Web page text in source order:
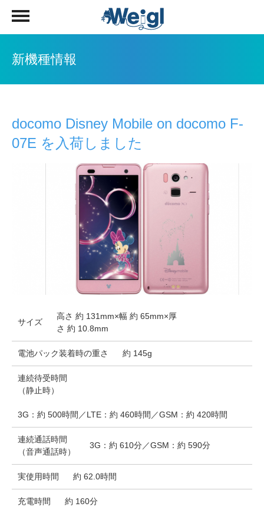
新機種情報
docomo Disney Mobile on docomo F-
07E を入荷しました
サイズ
高さ 約 131mm×幅 約 65mm×厚
さ 約 10.8mm
電池パック装着時の重さ 約 145g
連続待受時間
（静止時）
3G：約 500時間／LTE：約 460時間／GSM：約 420時間
連続通話時間
（音声通話時）
3G：約 610分／GSM：約 590分
実使用時間 約 62.0時間
充電時間 約 160分